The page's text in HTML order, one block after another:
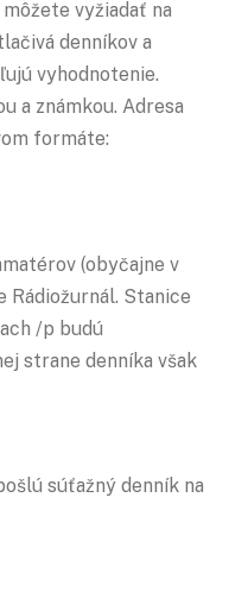
vyžiadať na
denníkov a
vyhodnotenie.
a známkou. Adresa
formáte:
(obyčajne v
Rádiožurnál. Stanice
/p budú
strane denníka však
súťažný denník na